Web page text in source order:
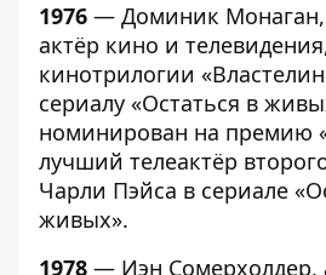
1976 — Доминик Монаган,
актёр кино и
кинотрилогии
сериалу «Остаться в
номинирован на премию
лучший телеактёр
Чарли Пэйса в сериале
живых».
1978 — Иэн Сомерхолдер,